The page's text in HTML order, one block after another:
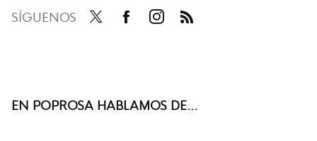
SÍGUENOS
EN POPROSA HABLAMOS DE...